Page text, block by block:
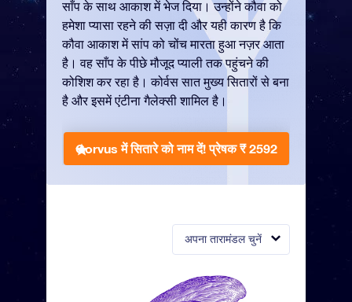
अपना तारामंडल चुनें
साँप के साथ आकाश में भेज दिया। उन्होंने कौवा को
हमेशा प्यासा रहने की सज़ा दी और यही कारण है कि
कौवा आकाश में सांप को चोंच मारता हुआ नज़र आता
है। वह साँप के पीछे मौजूद प्याली तक पहुंचने की
कोशिश कर रहा है। कोर्वस सात मुख्य सितारों से बना
है और इसमें एंटीना गैलेक्सी शामिल है।
Corvus में सितारे को नाम दें!प्रेषक ₹ 2592